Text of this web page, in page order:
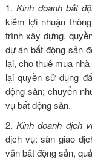
1.Kinh doanh bất
kiếm lợi nhuận
trình xây dựng,
dự án bất động sản
lại, cho thuê mua
lại quyền sử dụng
động sản; chuyển
vụ bất động sản.
2.Kinh doanh dịch
dịch vụ: sàn giao
vấn bất động sản,